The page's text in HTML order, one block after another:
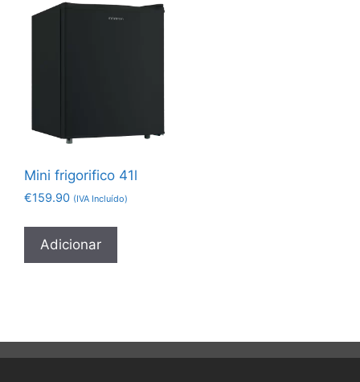
Mini frigorifico 41l
€159.90 (IVA Incluído)
Adicionar